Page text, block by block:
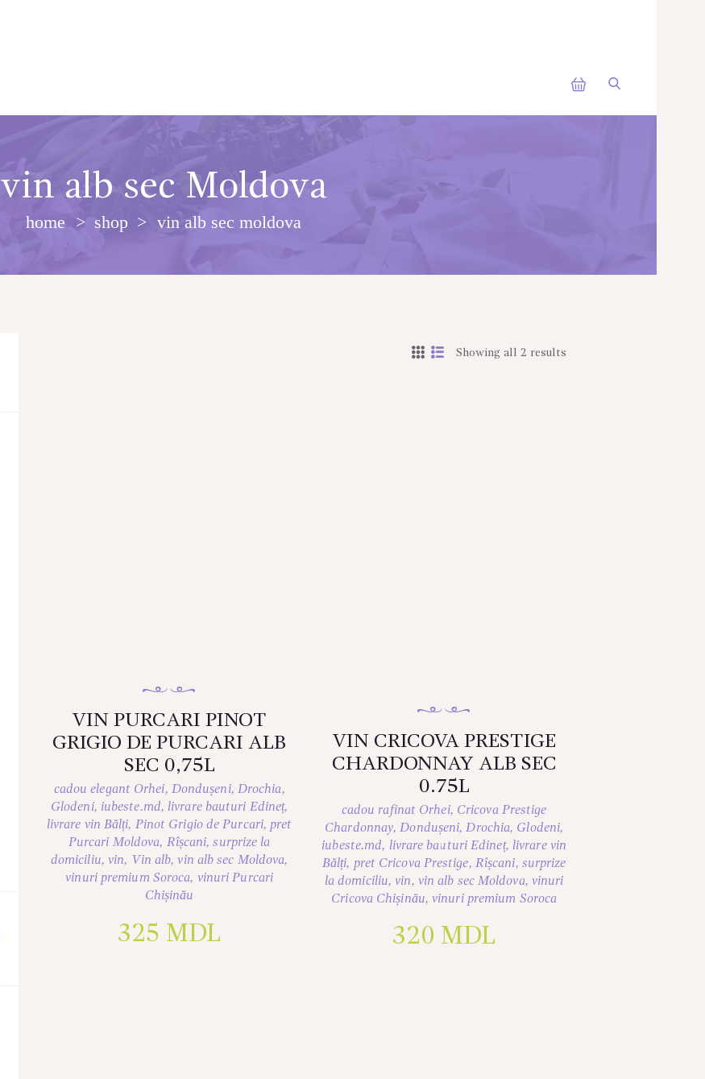
vin alb sec Moldova
home shop vin alb sec moldova
Showing all 2 results
VIN PURCARI PINOT
GRIGIO DE PURCARI ALB
SEC 0,75L
cadou elegant Orhei, Dondușeni, Drochia,
Glodeni, iubeste.md, livrare bauturi Edineț,
livrare vin Bălți, Pinot Grigio de Purcari, pret
Purcari Moldova, Rîșcani,surprize la
domiciliu, vin, Vin alb,vin alb sec Moldova,
vinuri premium Soroca, vinuri Purcari
Chișinău
325 MDL
VIN CRICOVA PRESTIGE
CHARDONNAY ALB SEC
0.75L
cadou rafinat Orhei, Cricova Prestige
Chardonnay,Dondușeni,Drochia, Glodeni,
iubeste.md, livrare bauturi Edineț, livrare vin
Bălți, pret Cricova Prestige, Rîșcani, surprize
la domiciliu,vin, vin alb sec Moldova, vinuri
Cricova Chișinău,vinuri premium Soroca
320 MDL